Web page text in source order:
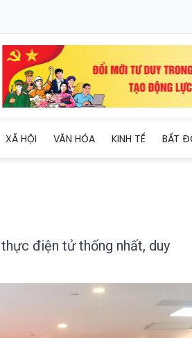
XÃ HỘI VĂN HÓA KINH TẾ BẤT
điện tử thống nhất, duy